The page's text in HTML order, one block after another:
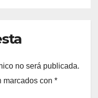
no será publicada.
marcados con *